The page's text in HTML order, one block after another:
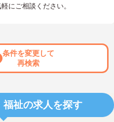
にご相談ください。
条件を変更して
再検索
祉の求人を探す